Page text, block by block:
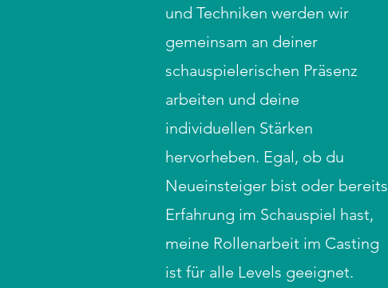
und Techniken werden wir
gemeinsam an deiner
schauspielerischen Präsenz
arbeiten und deine
individuellen Stärken
hervorheben. Egal, ob du
Neueinsteiger bist oder bereits
Erfahrung im Schauspiel hast,
meine Rollenarbeit im Casting
ist für alle Levels geeignet.